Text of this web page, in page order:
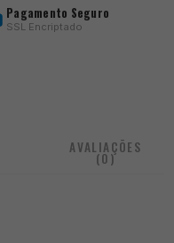
Pagamento Seguro
SSL Encriptado
AVALIAÇÕES
(0)